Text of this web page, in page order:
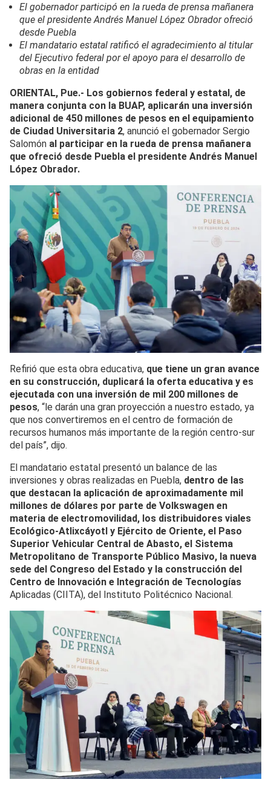
El gobernador participó en la rueda de prensa mañanera
que el presidente Andrés Manuel López Obrador ofreció
desde Puebla
El mandatario estatal ratificó el agradecimiento al titular
del Ejecutivo federal por el apoyo para el desarrollo de
obras en la entidad
ORIENTAL, Pue.- Los gobiernos federal y estatal, de
manera conjunta con la BUAP, aplicarán una inversión
adicional de 450 millones de pesos en el equipamiento
de Ciudad Universitaria 2, anunció el gobernador Sergio
Salomón al participar en la rueda de prensa mañanera
que ofreció desde Puebla el presidente Andrés Manuel
López Obrador.
Refirió que esta obra educativa, que tiene un gran avance
en su construcción, duplicará la oferta educativa y es
ejecutada con una inversión de mil 200 millones de
pesos, “le darán una gran proyección a nuestro estado, ya
que nos convertiremos en el centro de formación de
recursos humanos más importante de la región centro-sur
del país”, dijo.
El mandatario estatal presentó un balance de las
inversiones y obras realizadas en Puebla, dentro de las
que destacan la aplicación de aproximadamente mil
millones de dólares por parte de Volkswagen en
materia de electromovilidad, los distribuidores viales
Ecológico-Atlixcáyotl y Ejército de Oriente, el Paso
Superior Vehicular Central de Abasto, el Sistema
Metropolitano de Transporte Público Masivo, la nueva
sede del Congreso del Estado y la construcción del
Centro de Innovación e Integración de Tecnologías
Aplicadas (CIITA), del Instituto Politécnico Nacional.